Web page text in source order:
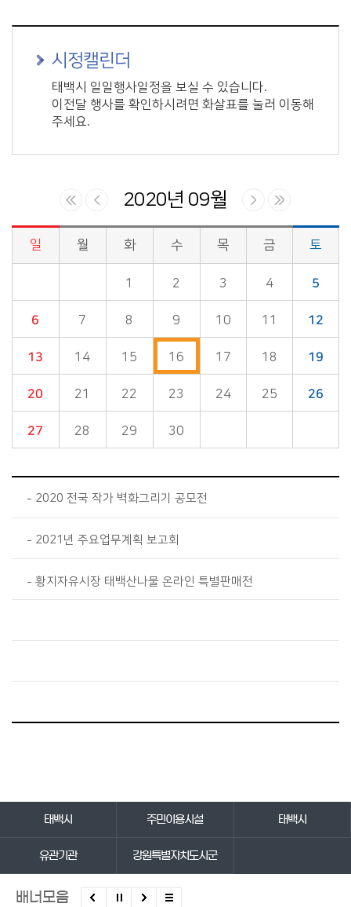
시정캘린더
태백시 일일행사일정을 보실 수 있습니다.
이전달 행사를 확인하시려면 화살표를 눌러 이동해
주세요.
2020년 09월
시정소식>시정 캘린더 게시판의 (2020년 09월) 달력형태로 일정명, 일정내용을 제공합니다.
일 월 화 수 목 금 토
1 2 3 4 5
6 7 8 9 10 11 12
13 14 15 16 17 18 19
20 21 22 23 24 25 26
27 28 29 30
2020 전국 작가 벽화그리기 공모전
2021년 주요업무계획 보고회
황지자유시장 태백산나물 온라인 특별판매전
태백시 주민이용시설 태백시
유관기관 강원특별자치도시군
배너모음